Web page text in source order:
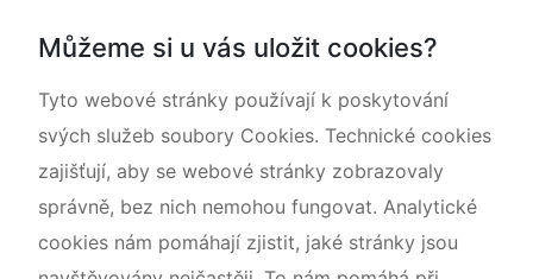
O nás
Můžeme si u vás uložit cookies?
Tyto webové stránky používají k poskytování
svých služeb soubory Cookies. Technické cookies
zajišťují, aby se webové stránky zobrazovaly
správně, bez nich nemohou fungovat. Analytické
cookies nám pomáhají zjistit, jaké stránky jsou